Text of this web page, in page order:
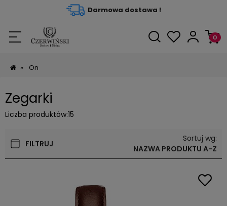
Darmowa dostawa !
» On
Zegarki
Liczba produktów:15
FILTRUJ
Sortuj wg:
NAZWA PRODUKTU A-Z